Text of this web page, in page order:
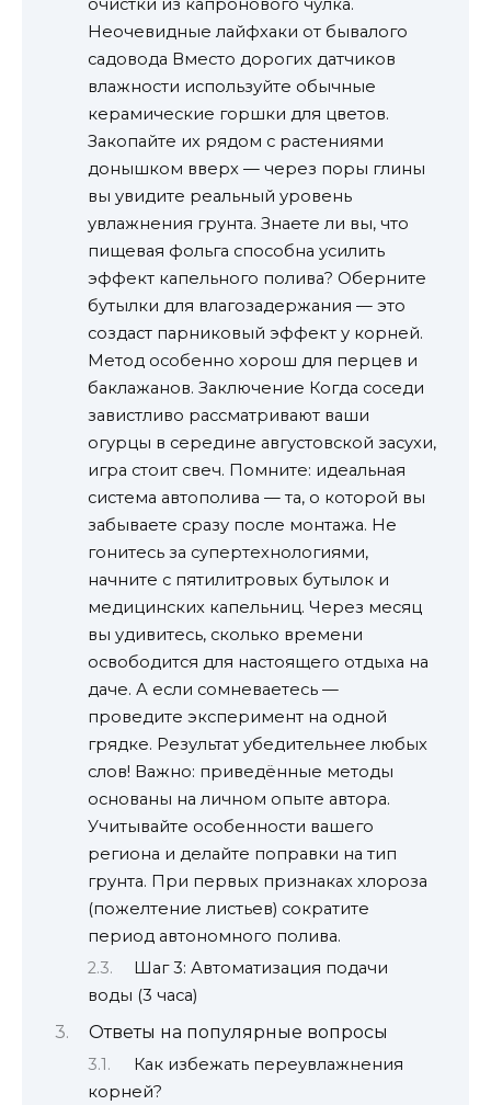
очистки из капронового чулка.
Неочевидные лайфхаки от бывалого
садовода Вместо дорогих датчиков
влажности используйте обычные
керамические горшки для цветов.
Закопайте их рядом с растениями
донышком вверх — через поры глины
вы увидите реальный уровень
увлажнения грунта. Знаете ли вы, что
пищевая фольга способна усилить
эффект капельного полива? Оберните
бутылки для влагозадержания — это
создаст парниковый эффект у корней.
Метод особенно хорош для перцев и
баклажанов. Заключение Когда соседи
завистливо рассматривают ваши
огурцы в середине августовской засухи,
игра стоит свеч. Помните: идеальная
система автополива — та, о которой вы
забываете сразу после монтажа. Не
гонитесь за супертехнологиями,
начните с пятилитровых бутылок и
медицинских капельниц. Через месяц
вы удивитесь, сколько времени
освободится для настоящего отдыха на
даче. А если сомневаетесь —
проведите эксперимент на одной
грядке. Результат убедительнее любых
слов! Важно: приведённые методы
основаны на личном опыте автора.
Учитывайте особенности вашего
региона и делайте поправки на тип
грунта. При первых признаках хлороза
(пожелтение листьев) сократите
период автономного полива.
Шаг 3: Автоматизация подачи
воды (3 часа)
Ответы на популярные вопросы
Как избежать переувлажнения
корней?